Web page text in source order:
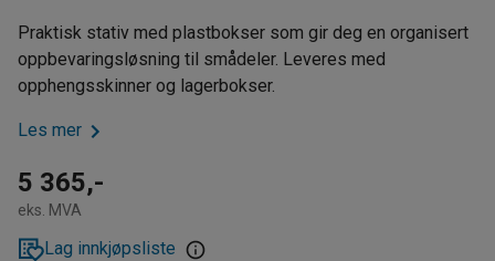
Praktisk stativ med plastbokser som gir deg en organisert
oppbevaringsløsning til smådeler. Leveres med
opphengsskinner og lagerbokser.
Les mer
5 365,-
eks. MVA
Lag innkjøpsliste